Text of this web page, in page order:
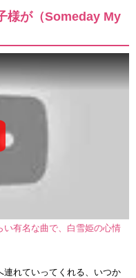
様が（Someday My
い有名な曲で、白雪姫の心情
連れていってくれる、いつか